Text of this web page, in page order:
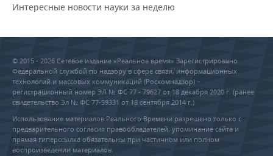
Интересные новости науки за неделю
© 2015 - 2026 Сетевое издание «Реальное время» Зарегистрировано
Федеральной службой по надзору в сфере связи, информационных
технологий и массовых коммуникаций (Роскомнадзор) –
регистрационный номер ЭЛ № ФС 77 - 79627 от 18 декабря 2020 г. (ранее
свидетельство Эл № ФС 77-59331 от 18 сентября 2014 г.)
Использование материалов Реального Времени разрешено только с
предварительного согласия правообладателей, упоминание сайта и
прямая гиперссылка обязательны при частичном или полном
воспроизведении материалов.